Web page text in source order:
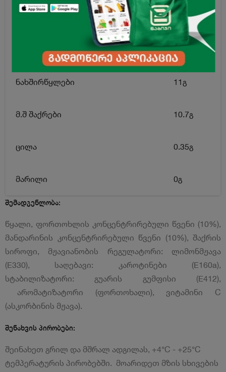
მ.შ ნაჯერი ცხიმოვანი მჟავები 0გ
ნახშირწყლები 11გ
მ.შ შაქრები 10.7გ
ცილა 0.35გ
მარილი 0გ
შემადგენლობა:
წყალი, ფორთოხლის კონცენტრირებული წვენი (10%),
მანდარინის კონცენტრირებული წვენი (10%), შაქრის
სიროფი, მჟავიანობის რეგულატორი: ლიმონმჟავა
(E330), საღებავი: კაროტინები (E160a),
სტაბილიზატორი: გუარის გუმფისი (E412),
არომატიზატორი (ფორთოხალი), ვიტამინი C
(ასკორბინის მჟავა).
შენახვის პირობები:
შეინახეთ გრილ და მშრალ ადგილას, +4°C - +25°C
ტემპერატურის პირობებში. მოარიდეთ მზის სხივების